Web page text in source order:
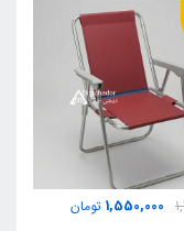
1,550,000 تومان